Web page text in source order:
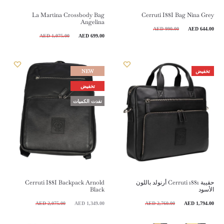
Cerruti I88I Bag Nina Grey
990.00
AED السعر
990.00 AED.
644.00
AED
La Martina Crossbody Bag
Angelina
1,075.00
AED السعر
هو:
1,075.00 AED.
699.00
AED السعر
هو:
تخفيض
حقيبة Cerruti 1881 أرنولد باللون
الأسود
2,760.00
AED السعر 1,794.00
AED
NEW
تخفيض
نفدت الكميات
Cerruti I88I Backpack Arnold
Black
2,075.00
AED السعر 1,349.00
AED السعر